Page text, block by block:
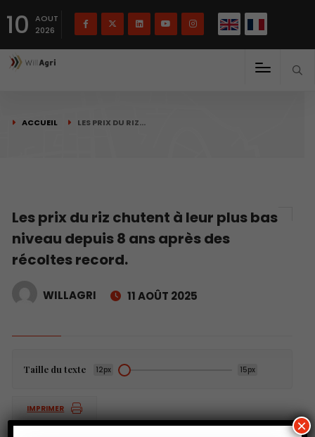
10
AOUT
2026
ACCUEIL LES PRIX DU RIZ…
Les prix du riz chutent à leur plus bas
niveau depuis 8 ans après des
récoltes record.
WILLAGRI 11 AOÛT 2025
Taille du texte 12px 15px
IMPRIMER
×
Français English(English)